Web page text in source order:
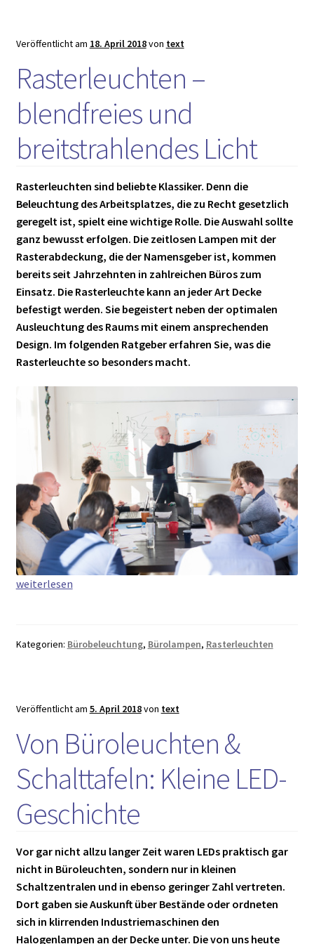
zu
Veröffentlicht am 18. April 2018von text
Rasterleuchten –
blendfreies und
breitstrahlendes Licht
Rasterleuchten sind beliebte Klassiker. Denn die
Beleuchtung des Arbeitsplatzes, die zu Recht gesetzlich
geregelt ist, spielt eine wichtige Rolle. Die Auswahl sollte
ganz bewusst erfolgen. Die zeitlosen Lampen mit der
Rasterabdeckung, die der Namensgeber ist, kommen
bereits seit Jahrzehnten in zahlreichen Büros zum
Einsatz. Die Rasterleuchte kann an jeder Art Decke
befestigt werden. Sie begeistert neben der optimalen
Ausleuchtung des Raums mit einem ansprechenden
Design. Im folgenden Ratgeber erfahren Sie, was die
Rasterleuchte so besonders macht.
Rasterleuchten
breitstrahlendes
weiterlesen
Kategorien: Bürobeleuchtung, Bürolampen, Rasterleuchten
Veröffentlicht am 5. April 2018von text
Von Büroleuchten &
Schalttafeln: Kleine LED-
Geschichte
Vor gar nicht allzu langer Zeit waren LEDs praktisch gar
nicht in Büroleuchten, sondern nur in kleinen
Schaltzentralen und in ebenso geringer Zahl vertreten.
Dort gaben sie Auskunft über Bestände oder ordneten
sich in klirrenden Industriemaschinen den
Halogenlampen an der Decke unter. Die von uns heute